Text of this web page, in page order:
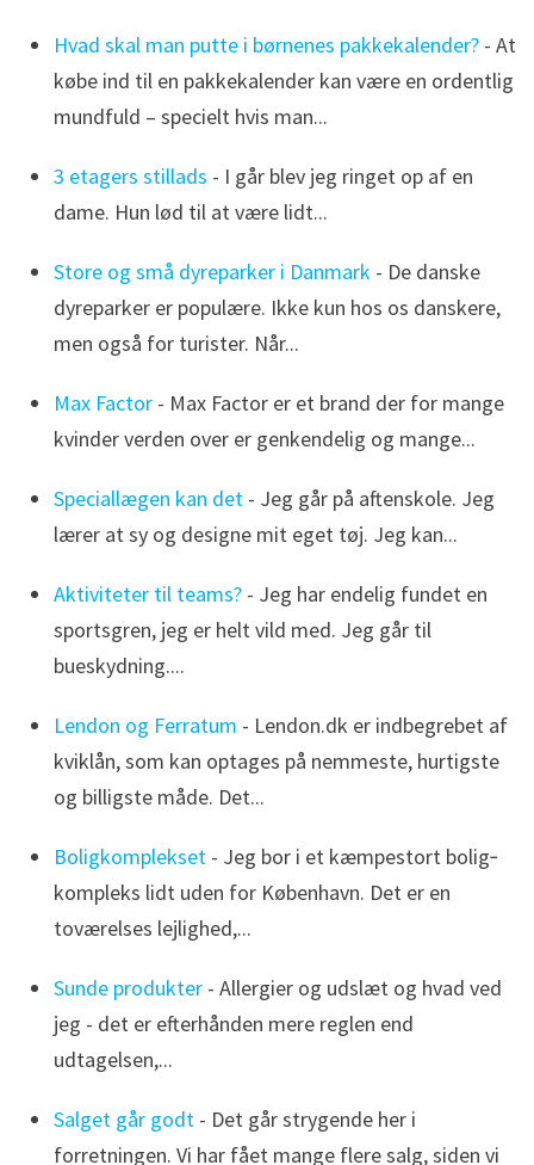
Hvad skal man putte i børnenes pakkekalender?- At
købe ind til en pakkekalender kan være en ordentlig
mundfuld – specielt hvis man...
3 etagers stillads - I går blev jeg ringet op af en
dame. Hun lød til at være lidt...
Store og små dyreparker i Danmark - De danske
dyreparker er populære. Ikke kun hos os danskere,
men også for turister. Når...
Max Factor- Max Factor er et brand der for mange
kvinder verden over er genkendelig og mange...
Speciallægen kan det - Jeg går på aftenskole. Jeg
lærer at sy og designe mit eget tøj. Jeg kan...
Aktiviteter til teams?- Jeg har endelig fundet en
sportsgren, jeg er helt vild med. Jeg går til
bueskydning....
Lendon og Ferratum - Lendon.dk er indbegrebet af
kviklån, som kan optages på nemmeste, hurtigste
og billigste måde. Det...
Boligkomplekset - Jeg bor i et kæmpestort bolig‐
kompleks lidt uden for København. Det er en
toværelses lejlighed,...
Sunde produkter- Allergier og udslæt og hvad ved
jeg - det er efterhånden mere reglen end
udtagelsen,...
Salget går godt - Det går strygende her i
forretningen. Vi har fået mange flere salg, siden vi